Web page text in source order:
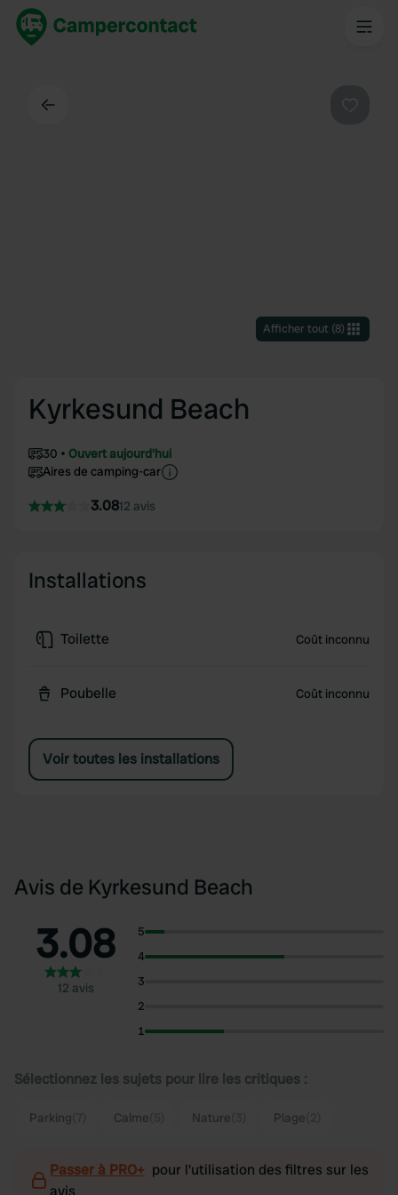
Afficher tout(8)
Kyrkesund Beach
30
Ouvert aujourd'hui
Aires de camping-car
3.0812 avis
Installations
Toilette Coût inconnu
Poubelle Coût inconnu
Voir toutes les installations
Avis de Kyrkesund Beach
3.08
12 avis
5
4
3
2
1
Sélectionnez les sujets pour lire les critiques :
Parking Calme Nature Plage
Passer à PRO+ pour l'utilisation des filtres sur les
avis